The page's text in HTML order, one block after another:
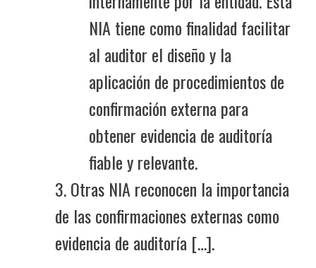
NIA tiene como finalidad facilitar
al auditor el diseño y la
aplicación de procedimientos de
confirmación externa para
obtener evidencia de auditoría
fiable y relevante.
3. Otras NIA reconocen la importancia
de las confirmaciones externas como
evidencia de auditoría […].